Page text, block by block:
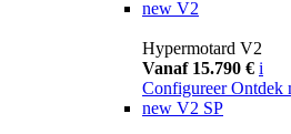
new V2
Hypermotard V2
Vanaf 15.790 € i
Configureer Ontdek
new V2 SP